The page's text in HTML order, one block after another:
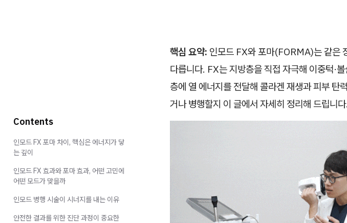
핵심 요약: 인모드 FX와 포마(FORMA)는 같은
다릅니다. FX는 지방층을 직접 자극해 이중턱·
층에 열 에너지를 전달해 콜라겐 재생과 피부 탄
거나 병행할지 이 글에서 자세히 정리해 드립니다.
Contents
인모드 FX 포마 차이, 핵심은 에너지가 닿
는 깊이
인모드 FX 효과와 포마 효과, 어떤 고민에
어떤 모드가 맞을까
인모드 병행 시술이 시너지를 내는 이유
안전한 결과를 위한 진단 과정이 중요한